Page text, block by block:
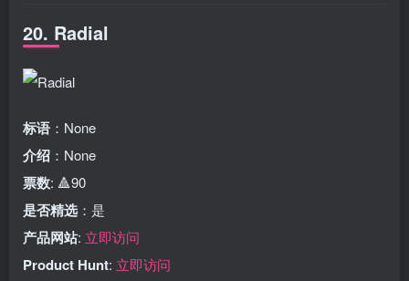
20. Radial
标语 ：None
介绍 ：None
票数: 🔺90
是否精选 ：是
产品网站: 立即访问
Product Hunt: 立即访问